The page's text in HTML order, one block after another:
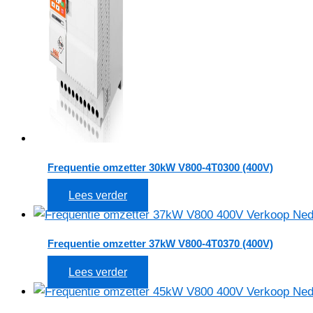
Frequentie omzetter 30kW V800-4T0300 (400V)
Lees verder
Frequentie omzetter 37kW V800-4T0370 (400V)
Lees verder